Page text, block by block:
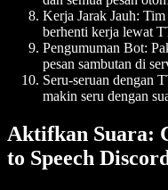
Kerja Jarak Jauh: Tim
berhenti kerja lewat
Pengumuman Bot:
pesan sambutan di
Seru-seruan dengan
makin seru dengan
Aktifkan Suara:
to Speech